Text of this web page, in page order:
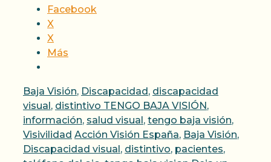
Facebook
X
X
Más
Categorías
Baja Visión, Discapacidad , discapacidad
visual , distintivo TENGO BAJA VISIÓN ,
información, salud visual , tengo baja visión,
Visivilidad Etiquetas
Acción Visión España, Baja Visión,
Discapacidad visual , distintivo, pacientes,